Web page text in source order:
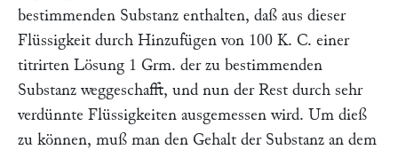
bestimmenden Substanz enthalten, daß aus dieser
Flüssigkeit durch Hinzufügen von 100 K. C. einer
titrirten Lösung 1 Grm. der zu bestimmenden
Substanz weggeschafft, und nun der Rest durch sehr
verdünnte Flüssigkeiten ausgemessen wird. Um dieß
zu können, muß man den Gehalt der Substanz an dem